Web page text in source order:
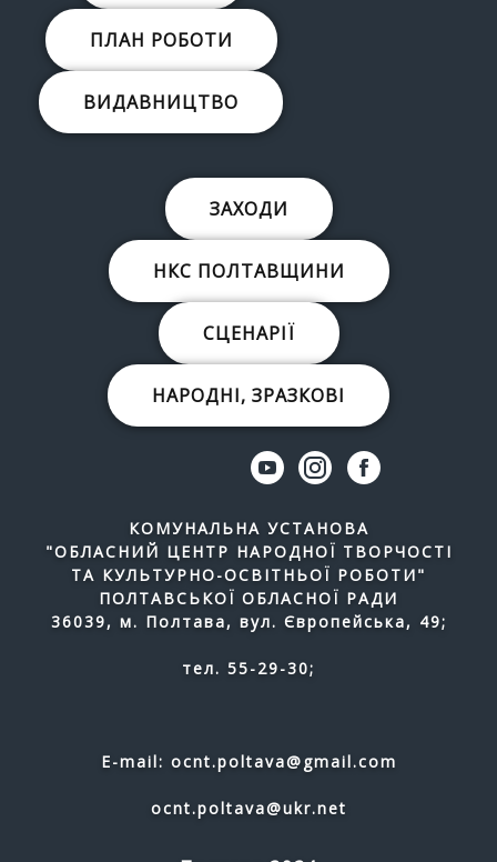
ПЛАН РОБОТИ
ВИДАВНИЦТВО
ЗАХОДИ
НКС ПОЛТАВЩИНИ
СЦЕНАРІЇ
НАРОДНІ, ЗРАЗКОВІ
КОМУНАЛЬНА УСТАНОВА
"ОБЛАСНИЙ ЦЕНТР НАРОДНОЇ ТВОРЧОСТІ
ТА КУЛЬТУРНО-ОСВІТНЬОЇ РОБОТИ"
ПОЛТАВСЬКОЇ ОБЛАСНОЇ РАДИ
36039, м. Полтава, вул. Європейська, 49;
тел. 55-29-30;
E-mail: ocnt.poltava@gmail.com
ocnt.poltava@ukr.net